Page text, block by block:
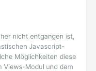
nicht entgangen ist,
Javascript-
Möglichkeiten diese
Views-Modul und dem